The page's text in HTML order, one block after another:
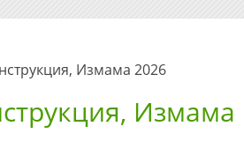
Измама 2026
Измама